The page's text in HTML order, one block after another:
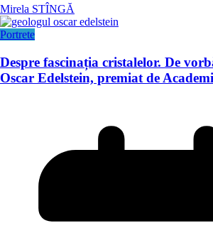
Mirela STÎNGĂ
Portrete
Despre fascinația cristalelor. De
Oscar Edelstein, premiat de